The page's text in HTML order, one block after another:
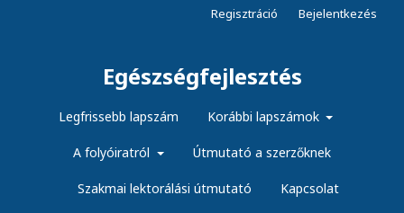
Egészségfejlesztés
Legfrissebb lapszám Korábbi lapszámok
A folyóiratról Útmutató a szerzőknek
Szakmai lektorálási útmutató Kapcsolat
Regisztráció Bejelentkezés